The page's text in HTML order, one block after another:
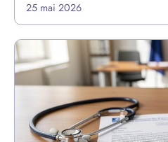
25 mai 2026